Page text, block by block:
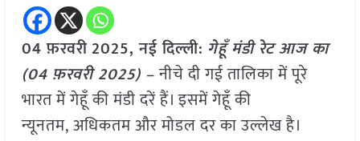
04 फ़रवरी2025, नई दिल्ली: गेहूँ मंडी रेट आज का
(04 फ़रवरी 2025) –नीचे दी गई तालिका में पूरे
भारत में गेहूँ की मंडी दरें हैं। इसमें गेहूँ की
न्यूनतम, अधिकतम और मोडल दर का उल्लेख है।